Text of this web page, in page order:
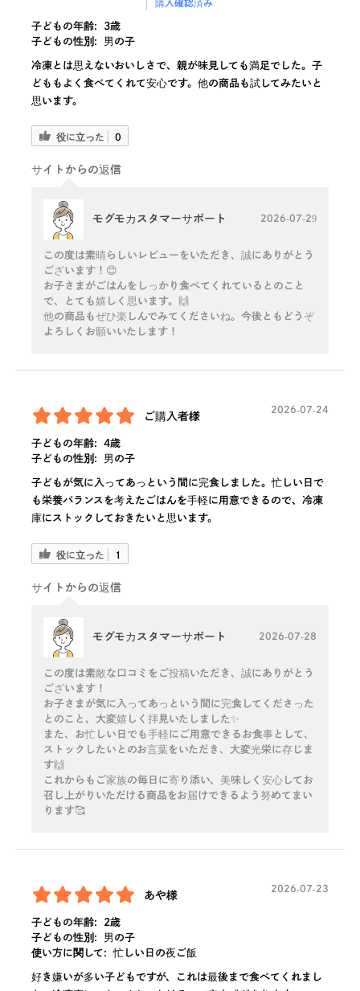
購入確認済み
子どもの年齢:
3歳
子どもの性別:
男の子
冷凍とは思えないおいしさで、親が味見しても満足でした。子
どももよく食べてくれて安心です。他の商品も試してみたいと
思います。
役に立った 0
サイトからの返信
モグモカスタマーサポート 2026-07-29
この度は素晴らしいレビューをいただき、誠にありがとう
ございます！😊
お子さまがごはんをしっかり食べてくれているとのこと
で、とても嬉しく思います。🙌
他の商品もぜひ楽しんでみてくださいね。今後ともどうぞ
よろしくお願いいたします！
ご購入者様
2026-07-24
子どもの年齢:
4歳
子どもの性別:
男の子
子どもが気に入ってあっという間に完食しました。忙しい日で
も栄養バランスを考えたごはんを手軽に用意できるので、冷凍
庫にストックしておきたいと思います。
役に立った 1
サイトからの返信
モグモカスタマーサポート 2026-07-28
この度は素敵な口コミをご投稿いただき、誠にありがとう
ございます！
お子さまが気に入ってあっという間に完食してくださった
とのこと、大変嬉しく拝見いたしました✨
また、お忙しい日でも手軽にご用意できるお食事として、
ストックしたいとのお言葉をいただき、大変光栄に存じま
す🙌
これからもご家族の毎日に寄り添い、美味しく安心してお
召し上がりいただける商品をお届けできるよう努めてまい
ります🥰
あや様
2026-07-23
子どもの年齢:
2歳
子どもの性別:
男の子
使い方に関して:
忙しい日の夜ご飯
好き嫌いが多い子どもですが、これは最後まで食べてくれまし